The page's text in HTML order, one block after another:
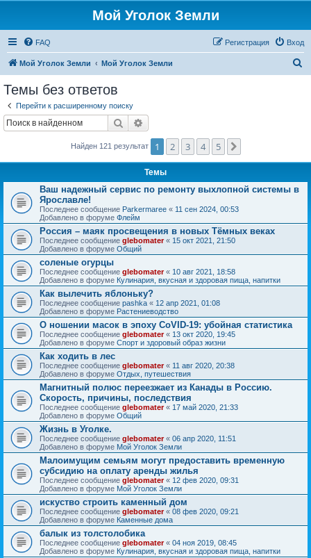
Мой Уголок Земли
FAQ Вход
Регистрация
Мой Уголок Земли Мой Уголок Земли
Темы без ответов
Перейти к расширенному поиску
Поиск
Найден 121 результат 1 2 3 4 5
Темы
Ваш надежный сервис по ремонту выхлопной системы в
Ярославле!
Последнее сообщение Parkermaree « 11 сен 2024, 00:53
Добавлено в форуме Флейм
Россия – маяк просвещения в новых Тёмных веках
Последнее сообщение glebomater« 15 окт 2021, 21:50
Добавлено в форуме Общий
соленые огурцы
Последнее сообщение glebomater« 10 авг 2021, 18:58
Добавлено в форуме Кулинария, вкусная и здоровая пища, напитки
Как вылечить яблоньку?
Последнее сообщение pashka « 12 апр 2021, 01:08
Добавлено в форуме Растениеводство
О ношении масок в эпоху CoVID-19: убойная статистика
Последнее сообщение glebomater« 13 окт 2020, 19:45
Добавлено в форуме Спорт и здоровый образ жизни
Как ходить в лес
Последнее сообщение glebomater« 11 авг 2020, 20:38
Добавлено в форуме Отдых, путешествия
Магнитный полюс переезжает из Канады в Россию.
Скорость, причины, последствия
Последнее сообщение glebomater« 17 май 2020, 21:33
Добавлено в форуме Общий
Жизнь в Уголке.
Последнее сообщение glebomater« 06 апр 2020, 11:51
Добавлено в форуме Мой Уголок Земли
Малоимущим семьям могут предоставить временную
субсидию на оплату аренды жилья
Последнее сообщение glebomater« 12 фев 2020, 09:31
Добавлено в форуме Мой Уголок Земли
искуство строить каменный дом
Последнее сообщение glebomater« 08 фев 2020, 09:21
Добавлено в форуме Каменные дома
балык из толстолобика
Последнее сообщение glebomater« 04 ноя 2019, 08:45
Добавлено в форуме Кулинария, вкусная и здоровая пища, напитки